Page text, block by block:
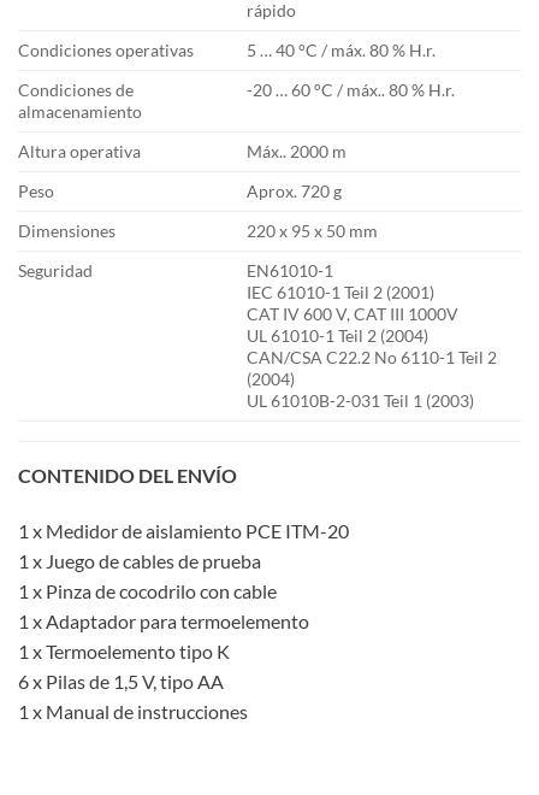
rápido
Condiciones operativas
5 … 40 °C / máx. 80 % H.r.
Condiciones de
almacenamiento
-20 … 60 °C / máx.. 80 % H.r.
Altura operativa
Máx.. 2000 m
Peso
Aprox. 720 g
Dimensiones
220 x 95 x 50 mm
Seguridad
EN61010-1
IEC 61010-1 Teil 2 (2001)
CAT IV 600 V, CAT III 1000V
UL 61010-1 Teil 2 (2004)
CAN/CSA C22.2 No 6110-1 Teil 2
(2004)
UL 61010B-2-031 Teil 1 (2003)
CONTENIDO DEL ENVÍO
1 x Medidor de aislamiento PCE ITM-20
1 x Juego de cables de prueba
1 x Pinza de cocodrilo con cable
1 x Adaptador para termoelemento
1 x Termoelemento tipo K
6 x Pilas de 1,5 V, tipo AA
1 x Manual de instrucciones